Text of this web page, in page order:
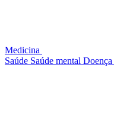
Medicina
Saúde Saúde mental Doença